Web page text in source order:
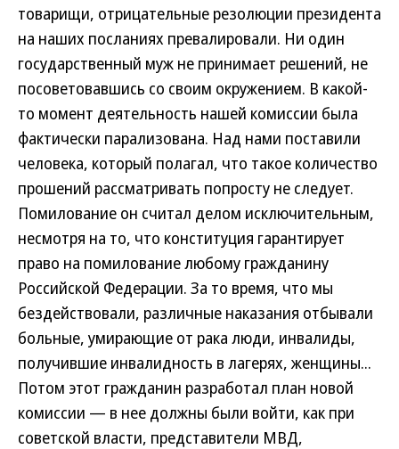
товарищи, отрицательные резолюции президента
на наших посланиях превалировали. Ни один
государственный муж не принимает решений, не
посоветовавшись со своим окружением. В какой-
то момент деятельность нашей комиссии была
фактически парализована. Над нами поставили
человека, который полагал, что такое количество
прошений рассматривать попросту не следует.
Помилование он считал делом исключительным,
несмотря на то, что конституция гарантирует
право на помилование любому гражданину
Российской Федерации. За то время, что мы
бездействовали, различные наказания отбывали
больные, умирающие от рака люди, инвалиды,
получившие инвалидность в лагерях, женщины...
Потом этот гражданин разработал план новой
комиссии — в нее должны были войти, как при
советской власти, представители МВД,